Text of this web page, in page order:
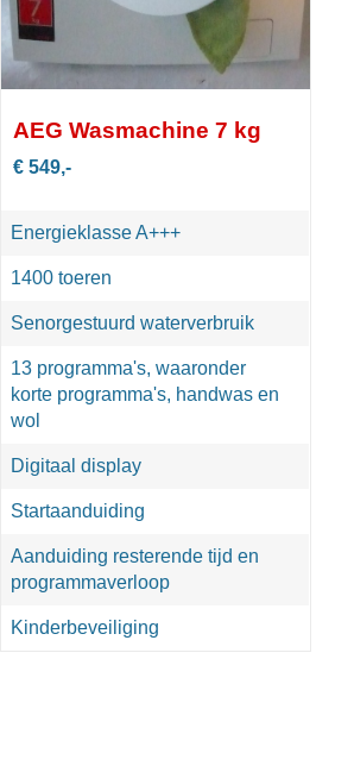
AEG Wasmachine 7 kg
€ 549,-
Energieklasse A+++
1400 toeren
Senorgestuurd waterverbruik
13 programma's, waaronder
korte programma's, handwas en
wol
Digitaal display
Startaanduiding
Aanduiding resterende tijd en
programmaverloop
Kinderbeveiliging